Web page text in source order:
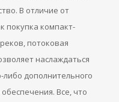
В отличие от
покупка компакт-
потоковая
наслаждаться
дополнительного
Все, что